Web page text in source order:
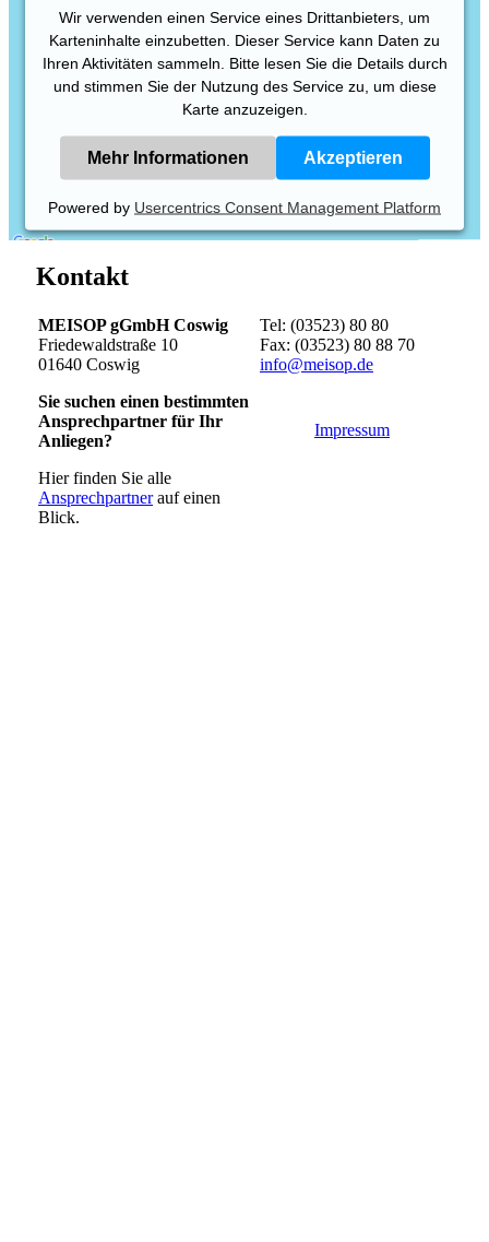
Wir verwenden einen Service eines Drittanbieters, um
Karteninhalte einzubetten. Dieser Service kann Daten zu
Ihren Aktivitäten sammeln. Bitte lesen Sie die Details durch
und stimmen Sie der Nutzung des Service zu, um diese
Karte anzuzeigen.
Mehr Informationen Akzeptieren
Powered by Usercentrics Consent Management Platform
Kontakt
MEISOP gGmbH Coswig
Friedewaldstraße 10
01640 Coswig
Sie suchen einen bestimmten
Ansprechpartner für Ihr
Anliegen?
Hier finden Sie alle
Ansprechpartnerauf einen
Blick.
Tel: (03523) 80 80
Fax: (03523) 80 88 70
info@meisop.de
Impressum